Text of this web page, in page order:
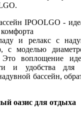
IPOOLGO -
и релакс с
с моделью
воплощение
и удобства для
бассейн,
оазис для отдыха